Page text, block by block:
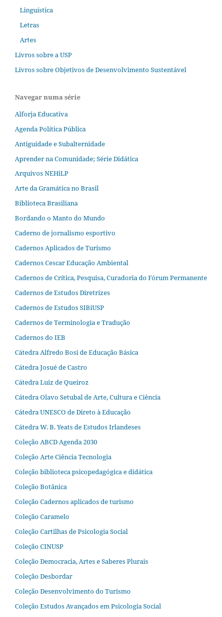
Linguística
Letras
Artes
Livros sobre a USP
Livros sobre Objetivos de Desenvolvimento Sustentável
Navegar numa série
Alforja Educativa
Agenda Política Pública
Antiguidade e Subalternidade
Aprender na Comunidade; Série Didática
Arquivos NEHiLP
Arte da Gramática no Brasil
Biblioteca Brasiliana
Bordando o Manto do Mundo
Caderno de jornalismo esportivo
Cadernos Aplicados de Turismo
Cadernos Cescar Educação Ambiental
Cadernos de Crítica, Pesquisa, Curadoria do Fórum Permanente
Cadernos de Estudos Diretrizes
Cadernos de Estudos SIBiUSP
Cadernos de Terminologia e Tradução
Cadernos do IEB
Cátedra Alfredo Bosi de Educação Básica
Cátedra Josué de Castro
Cátedra Luiz de Queiroz
Cátedra Olavo Setubal de Arte, Cultura e Ciência
Cátedra UNESCO de Direto à Educação
Cátedra W. B. Yeats de Estudos Irlandeses
Coleção ABCD Agenda 2030
Coleção Arte Ciência Tecnologia
Coleção biblioteca psicopedagógica e didática
Coleção Botânica
Coleção Cadernos aplicados de turismo
Coleção Caramelo
Coleção Cartilhas de Psicologia Social
Coleção CINUSP
Coleção Democracia, Artes e Saberes Plurais
Coleção Desbordar
Coleção Desenvolvimento do Turismo
Coleção Estudos Avançados em Psicologia Social